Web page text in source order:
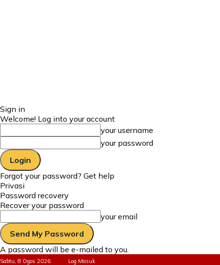
Sign in
Welcome! Log into your account
your username
your password
Forgot your password? Get help
Privasi
Password recovery
Recover your password
your email
A password will be e-mailed to you.
Sabtu, 8 Ogos 2026 Log Masuk